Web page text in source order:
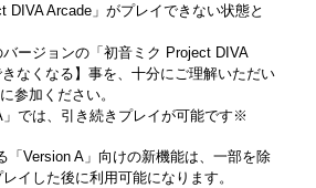
DIVA Arcade」がプレイできない状態と
バージョンの「初音ミク Project DIVA
なくなる】事を、十分にご理解いただい
参加ください。
では、引き続きプレイが可能です※
「Version A」向けの新機能は、一部を除
イした後に利用可能になります。